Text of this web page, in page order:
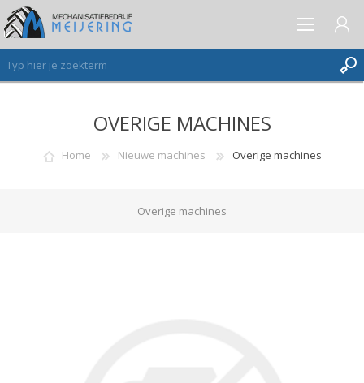
AANMELDEN ALS NIEUWE KLANT
INLOGGEN
OVERIGE MACHINES
Home Nieuwe machines Overige machines
Overige machines